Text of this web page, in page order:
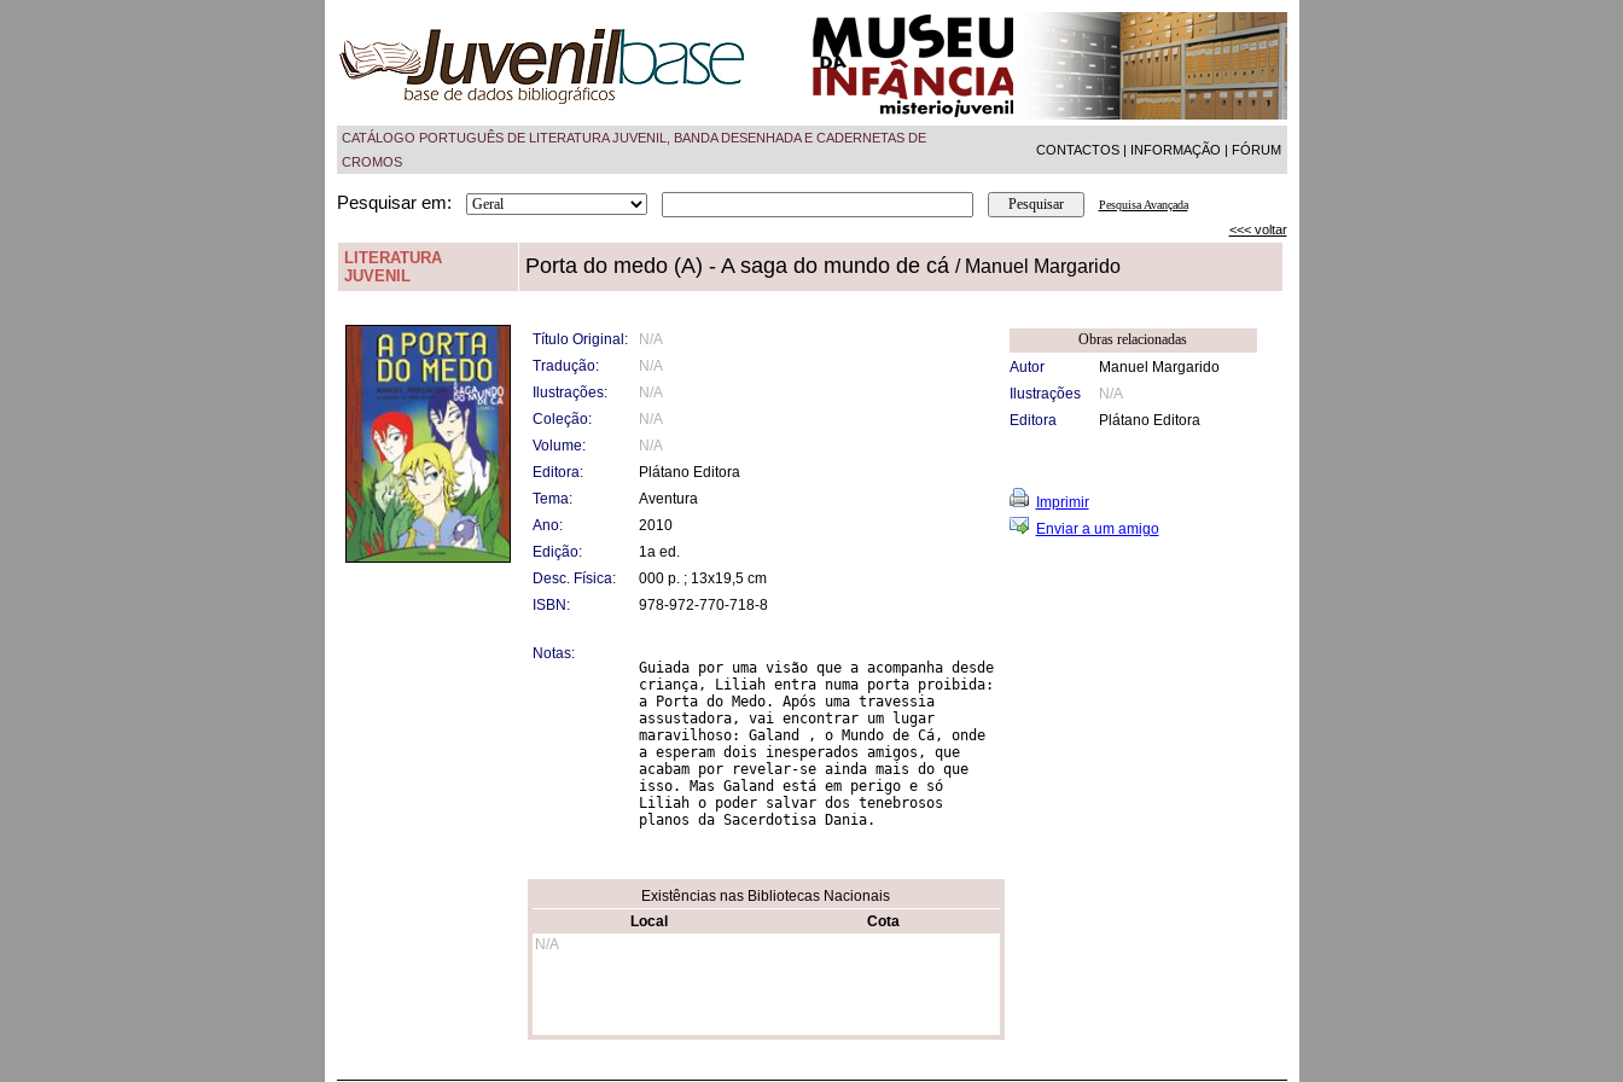
CATÁLOGO PORTUGUÊS DE LITERATURA JUVENIL, BANDA DESENHADA E CADERNETAS DE
CROMOS
CONTACTOS | INFORMAÇÃO | FÓRUM
Pesquisar em: Pesquisa Avançada
<<< voltar
LITERATURA
JUVENIL
Porta do medo (A) - A saga do mundo de cá / Manuel Margarido
Título Original:
N/A
Tradução:
N/A
Ilustrações:
N/A
Coleção:
N/A
Volume:
N/A
Editora:
Plátano Editora
Tema:
Aventura
Ano:
2010
Edição:
1a ed.
Desc. Física:
000 p. ; 13x19,5 cm
ISBN:
978-972-770-718-8
Notas:
Guiada por uma visão que a acompanha desde
criança, Liliah entra numa porta proibida:
a Porta do Medo. Após uma travessia
assustadora, vai encontrar um lugar
maravilhoso: Galand , o Mundo de Cá, onde
a esperam dois inesperados amigos, que
acabam por revelar-se ainda mais do que
isso. Mas Galand está em perigo e só
Liliah o poder salvar dos tenebrosos
planos da Sacerdotisa Dania.
Existências nas Bibliotecas Nacionais
Local
Cota
N/A
Obras relacionadas
Autor
Manuel Margarido
Ilustrações
N/A
Editora
Plátano Editora
Imprimir
Enviar a um amigo